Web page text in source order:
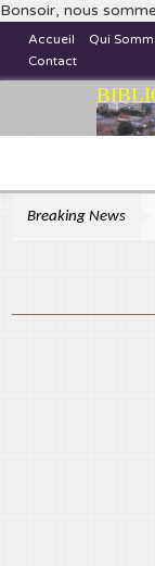
Bonsoir, nous
Accueil Qui
Contact
Breaking News
>>Publiez et